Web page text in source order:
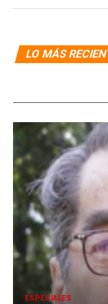
LO MÁS
ESPECIALES